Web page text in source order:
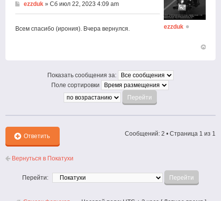
ezzduk » Сб июл 22, 2023 4:09 am
Всем спасибо (ирония). Вчера вернулся. ezzduk
Показать сообщения за:
Поле сортировки
Ответить Сообщений: 2 • Страница 1 из 1
Вернуться в Покатухи
Перейти: